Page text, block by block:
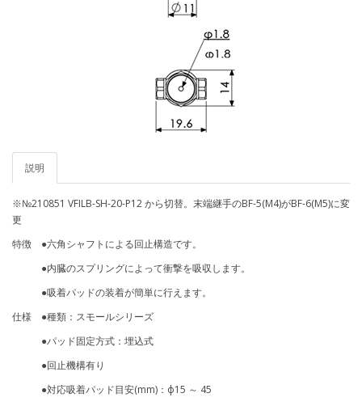
説明
※№210851 VFILB-SH-20-P12 から切替。末端継手のBF-5(M4)がBF-6(M5)に変
更
特徴 ●六角シャフトによる回止構造です。
●内臓のスプリングによって衝撃を吸収します。
●吸着パッドの装着が簡単に行えます。
仕様 ●種類：スモールシリーズ
●パッド固定方式：埋込式
●回止機構有り
●対応吸着パッド目安(mm)：ф15 ～ 45